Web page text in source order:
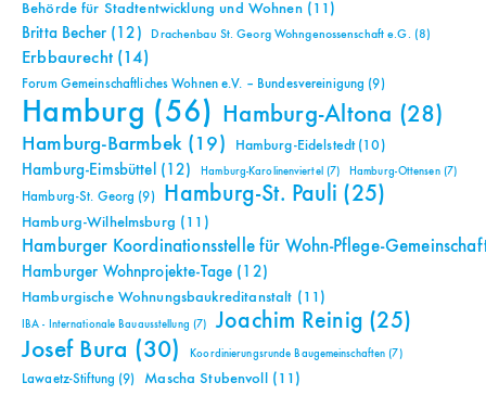
Behörde für Stadtentwicklung und Wohnen(11)
Britta Becher(12) Drachenbau St. Georg Wohngenossenschaft e.G. (8)
Erbbaurecht(14)
Forum Gemeinschaftliches Wohnen e.V. – Bundesvereinigung (9)
Hamburg (56) Hamburg-Altona (28)
Hamburg-Barmbek(19) Hamburg-Eidelstedt(10)
Hamburg-Eimsbüttel (12) Hamburg-Karolinenviertel (7) Hamburg-Ottensen(7)
Hamburg-St. Georg (9) Hamburg-St. Pauli (25)
Hamburg-Wilhelmsburg (11)
Hamburger Koordinationsstelle für Wohn-Pflege-
Hamburger Wohnprojekte-Tage (12)
Hamburgische Wohnungsbaukreditanstalt (11)
IBA - Internationale Bauausstellung (7) Joachim Reinig (25)
Josef Bura (30) Koordinierungsrunde Baugemeinschaften (7)
Lawaetz-Stiftung (9) Mascha Stubenvoll (11)